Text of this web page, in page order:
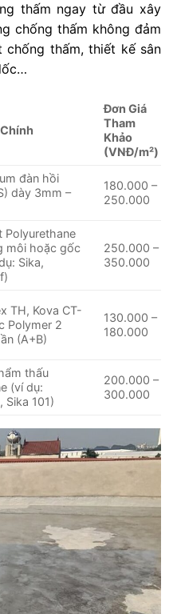
thấm ngay từ đầu xây
chống thấm không đảm
thấm, thiết kế sân
Đơn Giá
Tham
Khảo
(VNĐ/m²)
đàn hồi
dày 3mm –
180.000 –
250.000
Polyurethane
môi hoặc gốc
Sika,
250.000 –
350.000
TH, Kova CT-
Polymer 2
(A+B)
130.000 –
180.000
thấu
(ví dụ:
Sika 101)
200.000 –
300.000